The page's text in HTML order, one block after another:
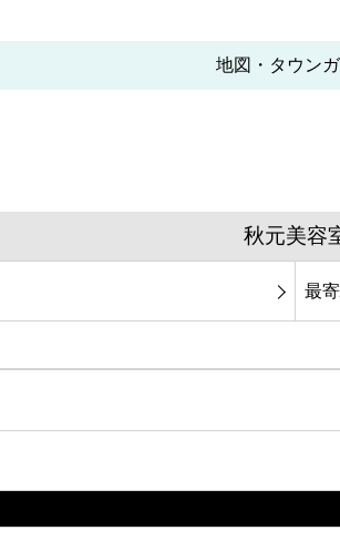
地図・タウン
秋元美容
最